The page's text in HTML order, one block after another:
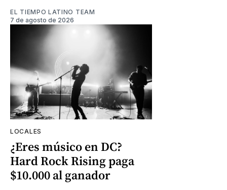
EL TIEMPO LATINO TEAM
7 de agosto de 2026
LOCALES
¿Eres músico en DC?
Hard Rock Rising paga
$10.000 al ganador